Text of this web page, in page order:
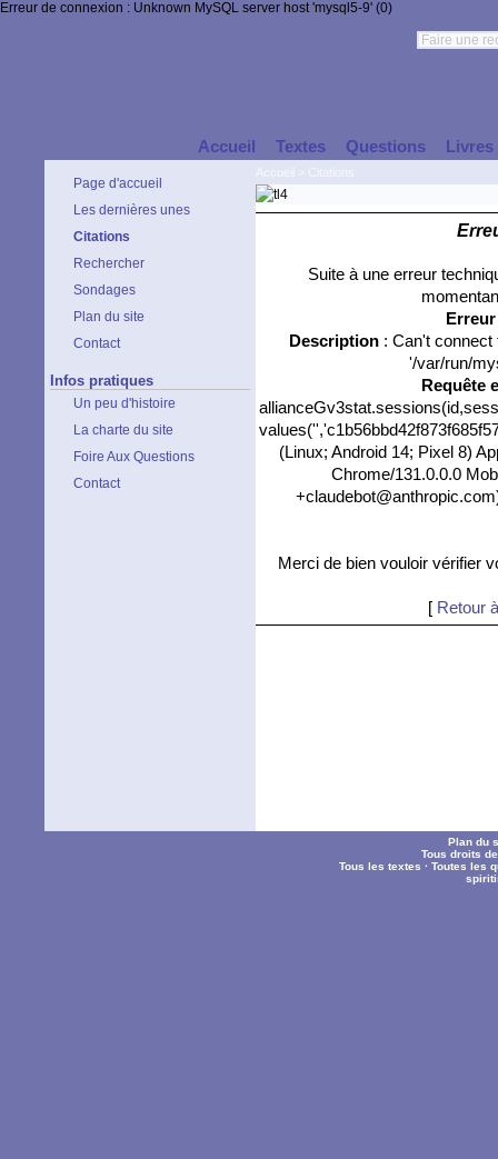
Erreur de connexion : Unknown MySQL server host 'mysql5-9' (0)
Accueil Textes Questions Livres
Page d'accueil
Les dernières unes
Citations
Rechercher
Sondages
Plan du site
Contact
Infos pratiques
Un peu d'histoire
La charte du site
Foire Aux Questions
Contact
Suite à une erreur
Description: Can't connect
'/var/run/
Requête
(Linux; Android 14; Pixel 8)
Chrome/131.0.0.0
Merci de bien vouloir vérifier
[ Retour
Plan du
Tous droits
Tous les textes ·Toutes les